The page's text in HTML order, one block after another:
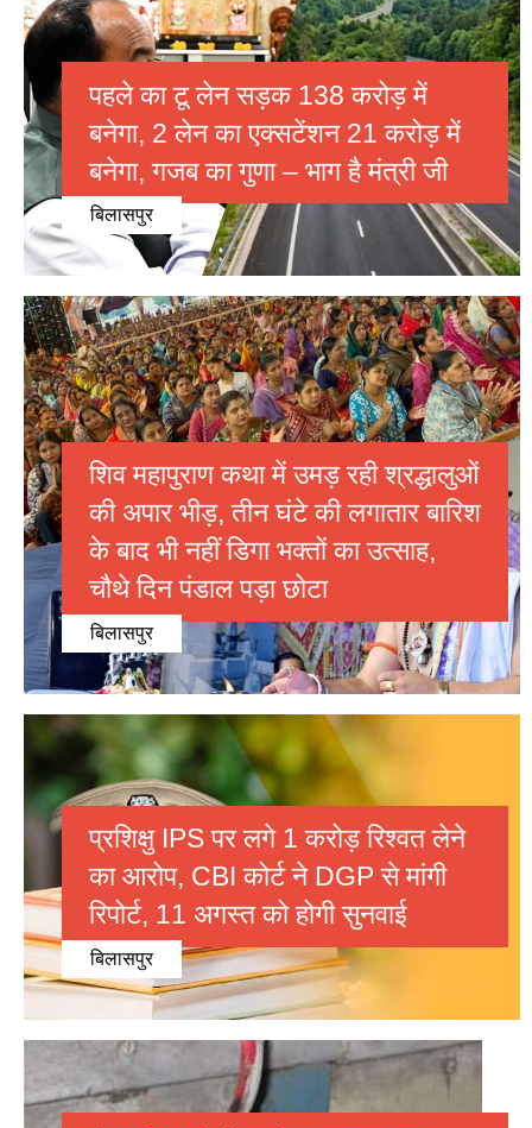
राष्ट्रीय
PAGE
Privacy
Policy
Terms
of
Service
About
Us
पहले का टू लेन सड़क 138 करोड़ में
बनेगा, 2 लेन का एक्सटेंशन 21 करोड़ में
बनेगा, गजब का गुणा – भाग है मंत्री जी
बिलासपुर
शिव महापुराण कथा में उमड़ रही श्रद्धालुओं
की अपार भीड़, तीन घंटे की लगातार बारिश
के बाद भी नहीं डिगा भक्तों का उत्साह,
चौथे दिन पंडाल पड़ा छोटा
बिलासपुर
प्रशिक्षु IPS पर लगे 1 करोड़ रिश्वत लेने
का आरोप, CBI कोर्ट ने DGP से मांगी
रिपोर्ट, 11 अगस्त को होगी सुनवाई
बिलासपुर